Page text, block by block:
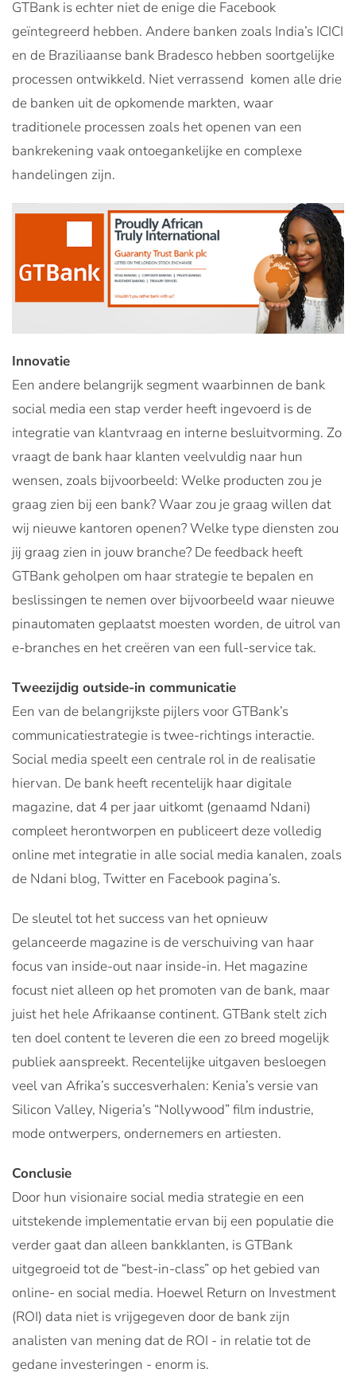
GTBank is echter niet de enige die Facebook
geïntegreerd hebben. Andere banken zoals India’s ICICI
en de Braziliaanse bank Bradesco hebben soortgelijke
processen ontwikkeld. Niet verrassend komen alle drie
de banken uit de opkomende markten, waar
traditionele processen zoals het openen van een
bankrekening vaak ontoegankelijke en complexe
handelingen zijn.
Innovatie
Een andere belangrijk segment waarbinnen de bank
social media een stap verder heeft ingevoerd is de
integratie van klantvraag en interne besluitvorming. Zo
vraagt de bank haar klanten veelvuldig naar hun
wensen, zoals bijvoorbeeld: Welke producten zou je
graag zien bij een bank? Waar zou je graag willen dat
wij nieuwe kantoren openen? Welke type diensten zou
jij graag zien in jouw branche? De feedback heeft
GTBank geholpen om haar strategie te bepalen en
beslissingen te nemen over bijvoorbeeld waar nieuwe
pinautomaten geplaatst moesten worden, de uitrol van
e-branches en het creëren van een full-service tak.
Tweezijdig outside-in communicatie
Een van de belangrijkste pijlers voor GTBank’s
communicatiestrategie is twee-richtings interactie.
Social media speelt een centrale rol in de realisatie
hiervan. De bank heeft recentelijk haar digitale
magazine, dat 4 per jaar uitkomt (genaamd Ndani)
compleet herontworpen en publiceert deze volledig
online met integratie in alle social media kanalen, zoals
de Ndani blog, Twitter en Facebook pagina’s.
De sleutel tot het success van het opnieuw
gelanceerde magazine is de verschuiving van haar
focus van inside-out naar inside-in. Het magazine
focust niet alleen op het promoten van de bank, maar
juist het hele Afrikaanse continent. GTBank stelt zich
ten doel content te leveren die een zo breed mogelijk
publiek aanspreekt. Recentelijke uitgaven besloegen
veel van Afrika’s succesverhalen: Kenia’s versie van
Silicon Valley, Nigeria’s “Nollywood” film industrie,
mode ontwerpers, ondernemers en artiesten.
Conclusie
Door hun visionaire social media strategie en een
uitstekende implementatie ervan bij een populatie die
verder gaat dan alleen bankklanten, is GTBank
uitgegroeid tot de “best-in-class” op het gebied van
online- en social media. Hoewel Return on Investment
(ROI) data niet is vrijgegeven door de bank zijn
analisten van mening dat de ROI - in relatie tot de
gedane investeringen - enorm is.